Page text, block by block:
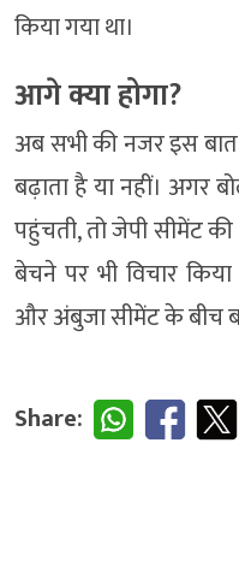
किया गया था।
आगे क्या होगा?
अब सभी की नजर इस
बढ़ाता है या नहीं। अगर
पहुंचती, तो जेपी सीमेंट
बेचने पर भी विचार
और अंबुजा सीमेंट के बीच
Share: